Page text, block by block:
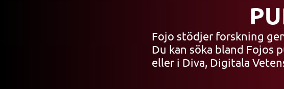
Fojo stödjer forskning
Du kan söka bland Fojos
eller i Diva, Digitala